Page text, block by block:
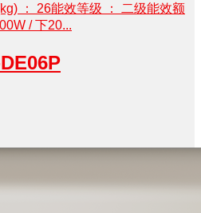
： 26能效等级 ： 二级能效额
/ 下20...